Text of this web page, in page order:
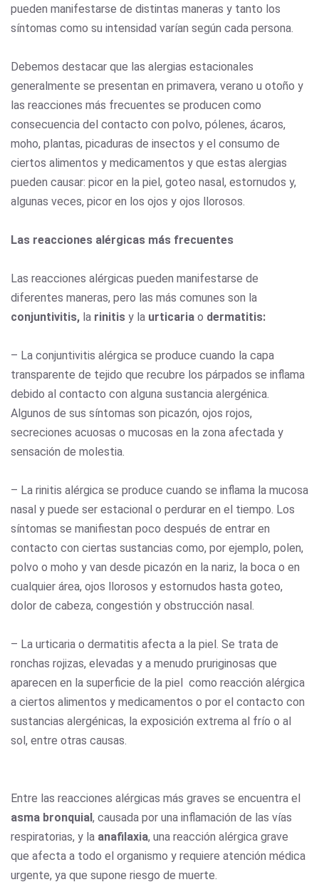
pueden manifestarse de distintas maneras y tanto los
síntomas como su intensidad varían según cada persona.
Debemos destacar que las alergias estacionales
generalmente se presentan en primavera, verano u otoño y
las reacciones más frecuentes se producen como
consecuencia del contacto con polvo, pólenes, ácaros,
moho, plantas, picaduras de insectos y el consumo de
ciertos alimentos y medicamentos y que estas alergias
pueden causar: picor en la piel, goteo nasal, estornudos y,
algunas veces, picor en los ojos y ojos llorosos.
Las reacciones alérgicas más frecuentes
Las reacciones alérgicas pueden manifestarse de
diferentes maneras, pero las más comunes son la
conjuntivitis, la rinitis y la urticaria o dermatitis:
– La conjuntivitis alérgica se produce cuando la capa
transparente de tejido que recubre los párpados se inflama
debido al contacto con alguna sustancia alergénica.
Algunos de sus síntomas son picazón, ojos rojos,
secreciones acuosas o mucosas en la zona afectada y
sensación de molestia.
– La rinitis alérgica se produce cuando se inflama la mucosa
nasal y puede ser estacional o perdurar en el tiempo. Los
síntomas se manifiestan poco después de entrar en
contacto con ciertas sustancias como, por ejemplo, polen,
polvo o moho y van desde picazón en la nariz, la boca o en
cualquier área, ojos llorosos y estornudos hasta goteo,
dolor de cabeza, congestión y obstrucción nasal.
– La urticaria o dermatitis afecta a la piel. Se trata de
ronchas rojizas, elevadas y a menudo pruriginosas que
aparecen en la superficie de la piel como reacción alérgica
a ciertos alimentos y medicamentos o por el contacto con
sustancias alergénicas, la exposición extrema al frío o al
sol, entre otras causas.
Entre las reacciones alérgicas más graves se encuentra el
asma bronquial, causada por una inflamación de las vías
respiratorias, y la anafilaxia, una reacción alérgica grave
que afecta a todo el organismo y requiere atención médica
urgente, ya que supone riesgo de muerte.